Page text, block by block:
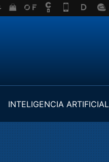
INTELIGENCIA ARTIFICIAL